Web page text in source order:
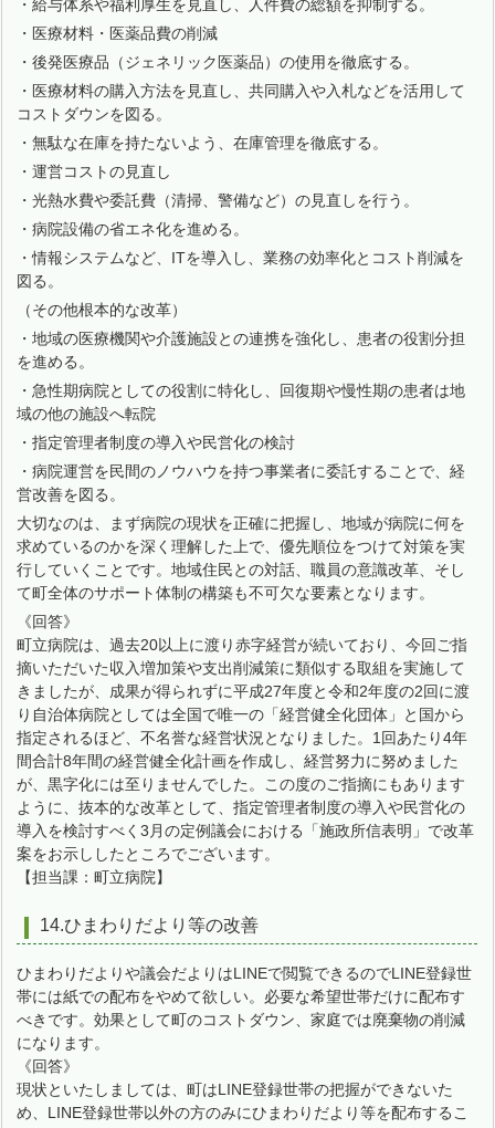
・給与体系や福利厚生を見直し、人件費の総額を抑制する。
・医療材料・医薬品費の削減
・後発医療品（ジェネリック医薬品）の使用を徹底する。
・医療材料の購入方法を見直し、共同購入や入札などを活用して
コストダウンを図る。
・無駄な在庫を持たないよう、在庫管理を徹底する。
・運営コストの見直し
・光熱水費や委託費（清掃、警備など）の見直しを行う。
・病院設備の省エネ化を進める。
・情報システムなど、ITを導入し、業務の効率化とコスト削減を
図る。
（その他根本的な改革）
・地域の医療機関や介護施設との連携を強化し、患者の役割分担
を進める。
・急性期病院としての役割に特化し、回復期や慢性期の患者は地
域の他の施設へ転院
・指定管理者制度の導入や民営化の検討
・病院運営を民間のノウハウを持つ事業者に委託することで、経
営改善を図る。
大切なのは、まず病院の現状を正確に把握し、地域が病院に何を
求めているのかを深く理解した上で、優先順位をつけて対策を実
行していくことです。地域住民との対話、職員の意識改革、そし
て町全体のサポート体制の構築も不可欠な要素となります。
《回答》
町立病院は、過去20以上に渡り赤字経営が続いており、今回ご指
摘いただいた収入増加策や支出削減策に類似する取組を実施して
きましたが、成果が得られずに平成27年度と令和2年度の2回に渡
り自治体病院としては全国で唯一の「経営健全化団体」と国から
指定されるほど、不名誉な経営状況となりました。1回あたり4年
間合計8年間の経営健全化計画を作成し、経営努力に努めました
が、黒字化には至りませんでした。この度のご指摘にもあります
ように、抜本的な改革として、指定管理者制度の導入や民営化の
導入を検討すべく3月の定例議会における「施政所信表明」で改革
案をお示ししたところでございます。
【担当課：町立病院】
14.ひまわりだより等の改善
ひまわりだよりや議会だよりはLINEで閲覧できるのでLINE登録世
帯には紙での配布をやめて欲しい。必要な希望世帯だけに配布す
べきです。効果として町のコストダウン、家庭では廃棄物の削減
になります。
《回答》
現状といたしましては、町はLINE登録世帯の把握ができないた
め、LINE登録世帯以外の方のみにひまわりだより等を配布するこ